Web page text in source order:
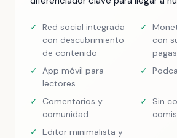
✓ Red social integrada
con descubrimiento
de contenido
✓
con
pagas
✓ App móvil para
lectores
✓
✓
Comentarios y
comunidad
✓
Sin
✓ Editor minimalista y